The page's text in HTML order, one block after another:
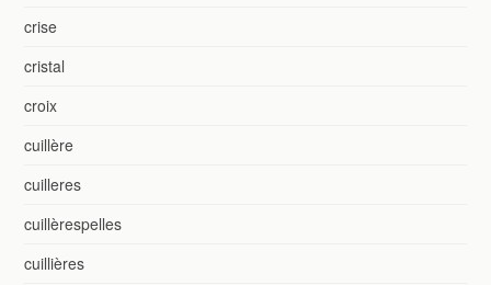
crise
cristal
croix
cuillère
cuilleres
cuillèrespelles
cuillières